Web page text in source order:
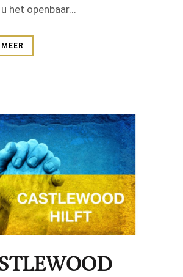
het openbaar...